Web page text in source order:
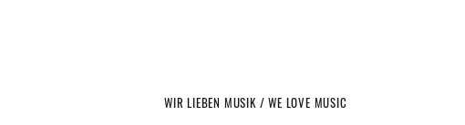
WIR LIEBEN MUSIK / WE LOVE MUSIC